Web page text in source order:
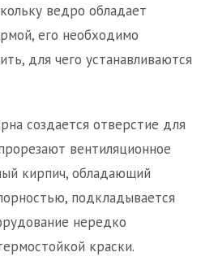
ведро обладает
его необходимо
для чего устанавливаются
создается отверстие для
вентиляционное
кирпич, обладающий
подкладывается
нередко
краски.